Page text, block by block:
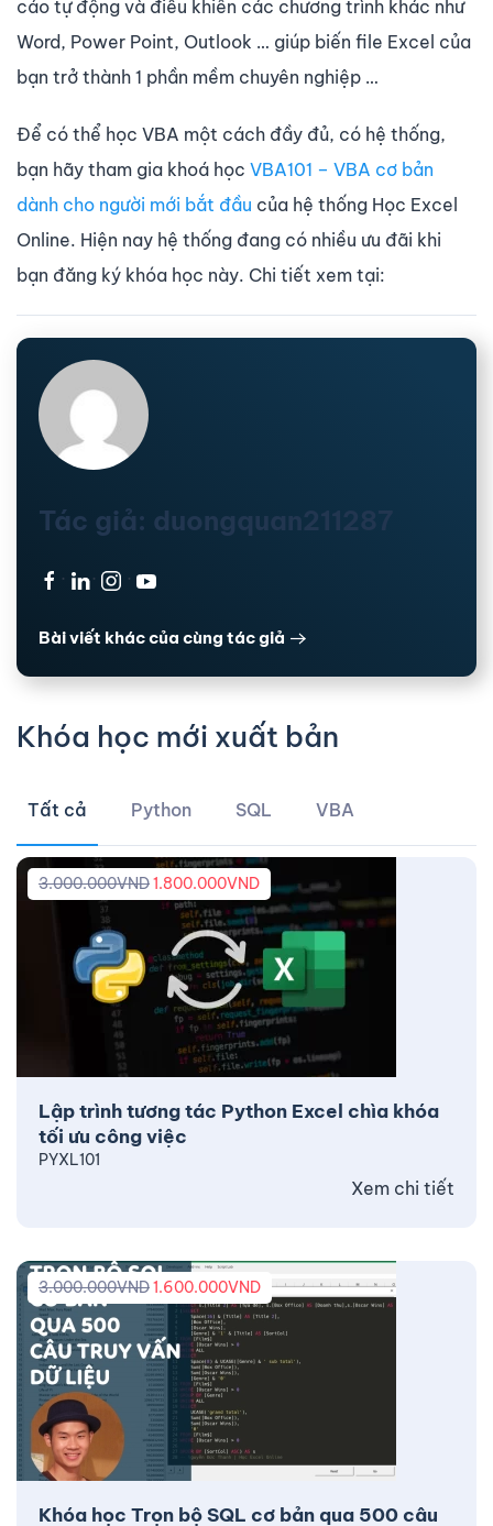
cáo tự động và điều khiển các chương trình khác như
Word, Power Point, Outlook … giúp biến file Excel của
bạn trở thành 1 phần mềm chuyên nghiệp …
Để có thể học VBA một cách đầy đủ, có hệ thống,
bạn hãy tham gia khoá học VBA101 – VBA cơ bản
dành cho người mới bắt đầu của hệ thống Học Excel
Online. Hiện nay hệ thống đang có nhiều ưu đãi khi
bạn đăng ký khóa học này. Chi tiết xem tại:
Tác giả: duongquan211287
· · ·
Bài viết khác của cùng tác giả
Khóa học mới xuất bản
Tất cả Python SQL VBA
Lập trình tương tác Python Excel chìa khóa
tối ưu công việc
3.000.000VND1.800.000VND
PYXL101
Xem chi tiết
Khóa học Trọn bộ SQL cơ bản qua 500 câu
3.000.000VND1.600.000VND